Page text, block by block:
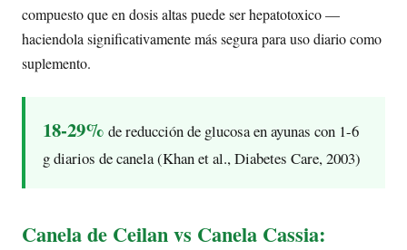
compuesto que en dosis altas puede ser hepatotoxico —
haciendola significativamente más segura para uso diario como
suplemento.
18-29% de reducción de glucosa en ayunas con 1-6
g diarios de canela (Khan et al., Diabetes Care, 2003)
Canela de Ceilan vs Canela Cassia: